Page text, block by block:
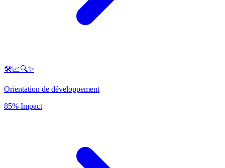
🛠️📈🔍✨
Orientation de développement
85% Impact